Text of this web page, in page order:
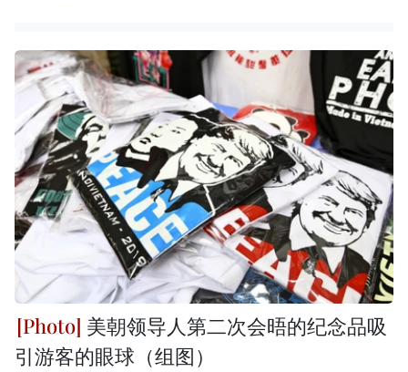
美朝领导人第二次会晤的纪念品吸
引游客的眼球（组图）